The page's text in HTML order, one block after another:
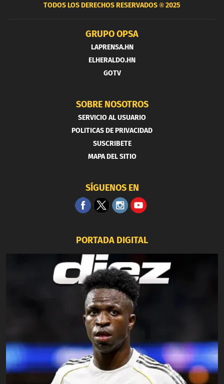
TODOS LOS DERECHOS RESERVADOS ®2025
GRUPO OPSA
LAPRENSA.HN
ELHERALDO.HN
GOTV
SOBRE NOSOTROS
SERVICIO AL USUARIO
POLITICAS DE PRIVACIDAD
SUSCRIBETE
MAPA DEL SITIO
SÍGUENOS EN
PORTADA DIGITAL